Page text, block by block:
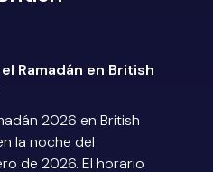
Ramadán en British
2026 en British
la noche del
de 2026. El horario